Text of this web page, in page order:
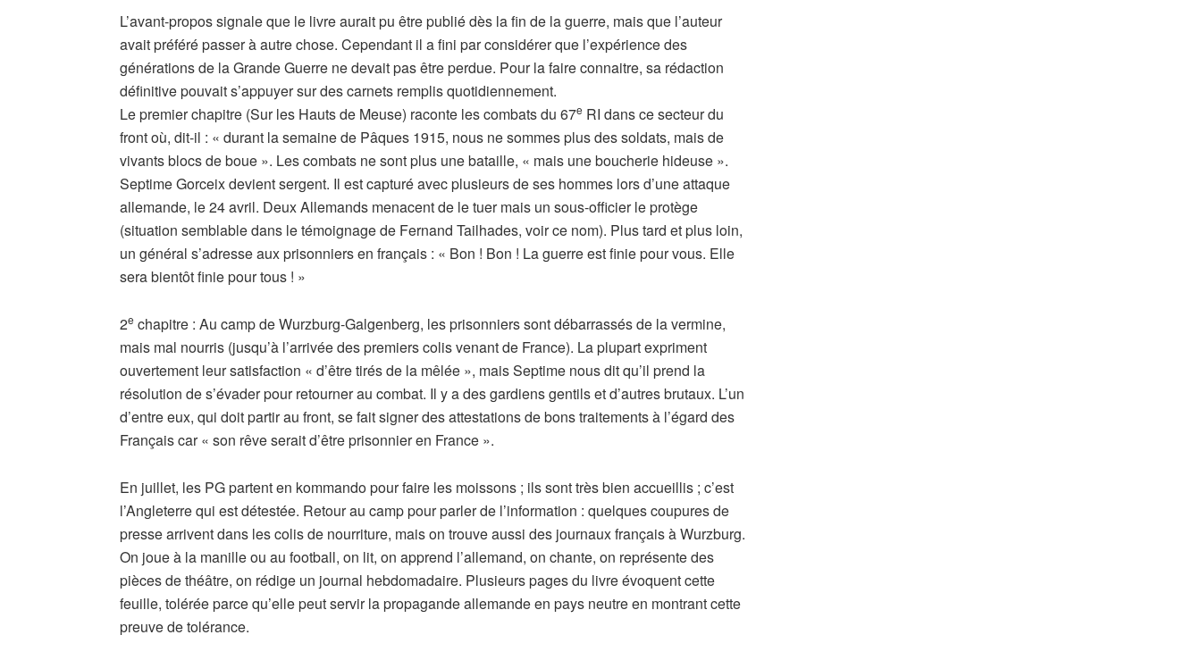
L’avant-propos signale que le livre aurait pu être publié dès la fin de la guerre, mais que l’auteur
avait préféré passer à autre chose. Cependant il a fini par considérer que l’expérience des
générations de la Grande Guerre ne devait pas être perdue. Pour la faire connaitre, sa rédaction
définitive pouvait s’appuyer sur des carnets remplis quotidiennement.
Le premier chapitre (Sur les Hauts de Meuse) raconte les combats du 67e RI dans ce secteur du
front où, dit-il : « durant la semaine de Pâques 1915, nous ne sommes plus des soldats, mais de
vivants blocs de boue ». Les combats ne sont plus une bataille, « mais une boucherie hideuse ».
Septime Gorceix devient sergent. Il est capturé avec plusieurs de ses hommes lors d’une attaque
allemande, le 24 avril. Deux Allemands menacent de le tuer mais un sous-officier le protège
(situation semblable dans le témoignage de Fernand Tailhades, voir ce nom). Plus tard et plus loin,
un général s’adresse aux prisonniers en français : « Bon ! Bon ! La guerre est finie pour vous. Elle
sera bientôt finie pour tous ! »
2e chapitre : Au camp de Wurzburg-Galgenberg, les prisonniers sont débarrassés de la vermine,
mais mal nourris (jusqu’à l’arrivée des premiers colis venant de France). La plupart expriment
ouvertement leur satisfaction « d’être tirés de la mêlée », mais Septime nous dit qu’il prend la
résolution de s’évader pour retourner au combat. Il y a des gardiens gentils et d’autres brutaux. L’un
d’entre eux, qui doit partir au front, se fait signer des attestations de bons traitements à l’égard des
Français car « son rêve serait d’être prisonnier en France ».
En juillet, les PG partent en kommando pour faire les moissons ; ils sont très bien accueillis ; c’est
l’Angleterre qui est détestée. Retour au camp pour parler de l’information : quelques coupures de
presse arrivent dans les colis de nourriture, mais on trouve aussi des journaux français à Wurzburg.
On joue à la manille ou au football, on lit, on apprend l’allemand, on chante, on représente des
pièces de théâtre, on rédige un journal hebdomadaire. Plusieurs pages du livre évoquent cette
feuille, tolérée parce qu’elle peut servir la propagande allemande en pays neutre en montrant cette
preuve de tolérance.